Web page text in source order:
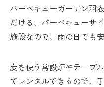
バーベキューガーデン羽
だける、バーベキューサ
施設なので、雨の日でも
炭を使う常設炉やテーブ
てレンタルできるので、